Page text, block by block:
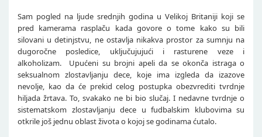
Sam pogled na ljude srednjih godina u Velikoj Britaniji koji se
pred kamerama rasplaču kada govore o tome kako su bili
silovani u detinjstvu, ne ostavlja nikakva prostor za sumnju na
dugoročne posledice, uključujujući i rasturene veze i
alkoholizam. Upućeni su brojni apeli da se okonča istraga o
seksualnom zlostavljanju dece, koje ima izgleda da izazove
nevolje, kao da će prekid celog postupka obezvrediti tvrdnje
hiljada žrtava. To, svakako ne bi bio slučaj. I nedavne tvrdnje o
sistematskom zlostavljanju dece u fudbalskim klubovima su
otkrile još jednu oblast života o kojoj se godinama ćutalo.